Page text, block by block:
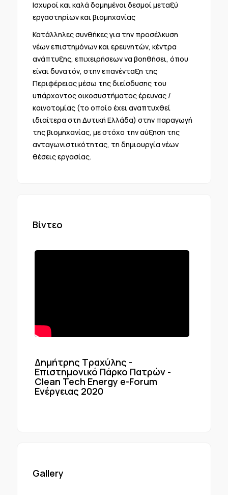
Ισχυροί και καλά δομημένοι δεσμοί μεταξύ
εργαστηρίων και βιομηχανίας
Κατάλληλες συνθήκες για την προσέλκυση
νέων επιστημόνων και ερευνητών, κέντρα
ανάπτυξης, επιχειρήσεων να βοηθήσει, όπου
είναι δυνατόν, στην επανένταξη της
Περιφέρειας μέσω της διείσδυσης του
υπάρχοντος οικοσυστήματος έρευνας /
καινοτομίας (το οποίο έχει αναπτυχθεί
ιδιαίτερα στη Δυτική Ελλάδα) στην παραγωγή
της βιομηχανίας, με στόχο την αύξηση της
ανταγωνιστικότητας, τη δημιουργία νέων
θέσεις εργασίας.
Βίντεο
Δημήτρης Τραχύλης -
Επιστημονικό Πάρκο Πατρών -
Clean Tech Energy e-Forum
Ενέργειας 2020
Gallery